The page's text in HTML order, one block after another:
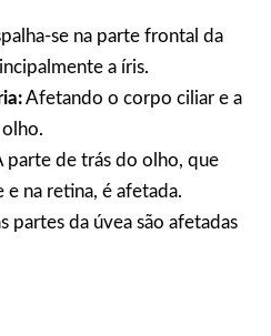
se na parte frontal da
a íris.
Afetando o corpo ciliar e a
parte de trás do olho, que
na retina, é afetada.
partes da úvea são afetadas